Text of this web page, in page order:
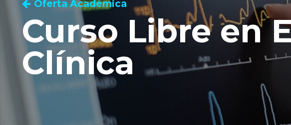
Oferta Académica
Curso Libre en
Clínica